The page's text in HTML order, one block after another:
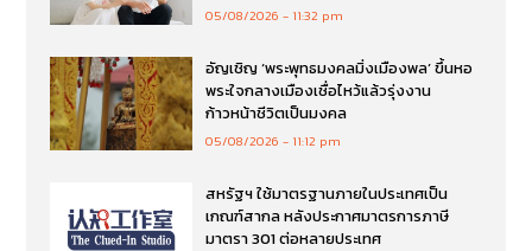
05/08/2026 11:32 pm
อัญเชิญ ‘พระพุทธมงคลมิ่งเมืองพล’ ขึ้นหอ
พระใจกลางเมืองเชื่อไหว้แล้วรุ่งงาน
ก้าวหน้าชีวิตเป็นมงคล
05/08/2026 11:12 pm
สหรัฐฯ ใช้มาตรฐานภายในประเทศเป็น
เกณฑ์สากล หลังประกาศมาตรการภาษี
มาตรา 301 ต่อหลายประเทศ